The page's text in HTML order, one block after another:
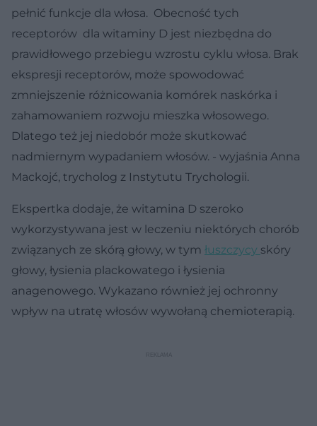
pełnić funkcje dla włosa. Obecność tych
receptorów dla witaminy D jest niezbędna do
prawidłowego przebiegu wzrostu cyklu włosa. Brak
ekspresji receptorów, może spowodować
zmniejszenie różnicowania komórek naskórka i
zahamowaniem rozwoju mieszka włosowego.
Dlatego też jej niedobór może skutkować
nadmiernym wypadaniem włosów. - wyjaśnia Anna
Mackojć, trycholog z Instytutu Trychologii.
Ekspertka dodaje, że witamina D szeroko
wykorzystywana jest w leczeniu niektórych chorób
związanych ze skórą głowy, w tym łuszczycy skóry
głowy, łysienia plackowatego i łysienia
anagenowego. Wykazano również jej ochronny
wpływ na utratę włosów wywołaną chemioterapią.